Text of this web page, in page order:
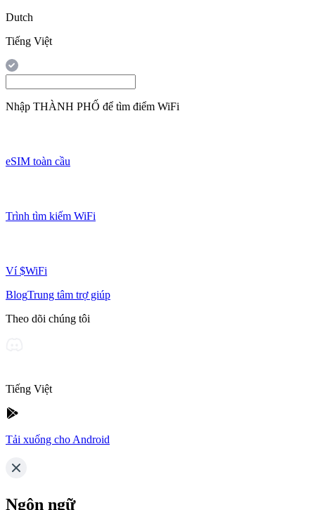
Dutch
Tiếng Việt
Nhập THÀNH PHỐ để tìm điểm WiFi
eSIM toàn cầu
Trình tìm kiếm WiFi
Ví $WiFi
BlogTrung tâm trợ giúp
Theo dõi chúng tôi
Tiếng Việt
Tải xuống cho Android
Ngôn ngữ